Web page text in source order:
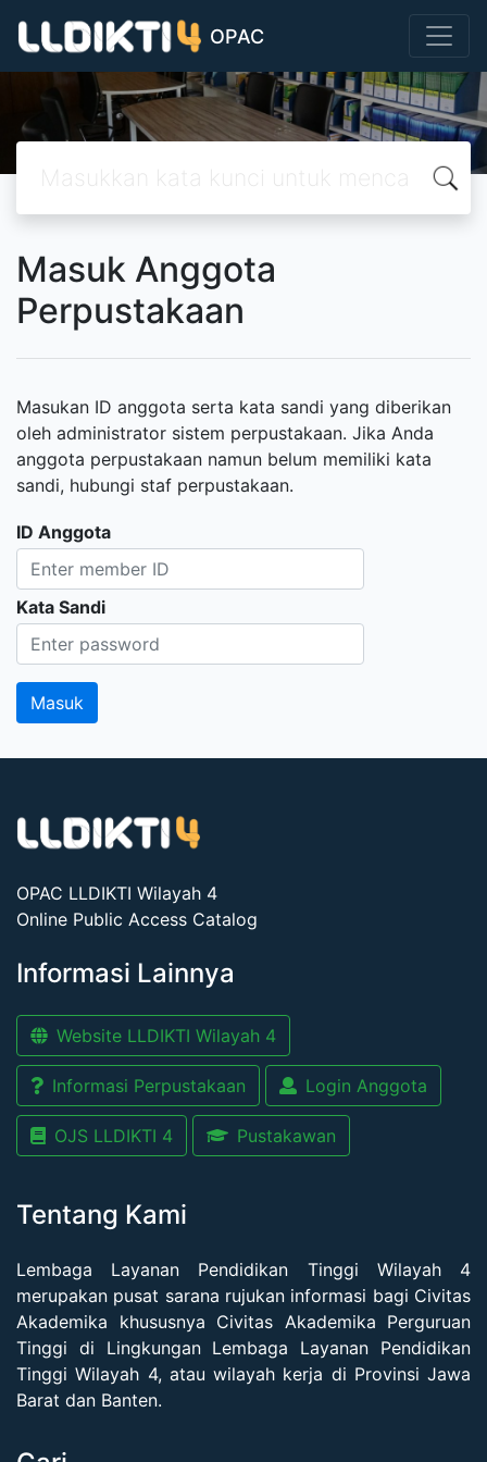
OPAC
Masuk Anggota
Perpustakaan
Masukan ID anggota serta kata sandi yang diberikan
oleh administrator sistem perpustakaan. Jika Anda
anggota perpustakaan namun belum memiliki kata
sandi, hubungi staf perpustakaan.
ID Anggota
Kata Sandi
OPAC LLDIKTI Wilayah 4
Online Public Access Catalog
Informasi Lainnya
Website LLDIKTI Wilayah 4
Informasi Perpustakaan Login Anggota
OJS LLDIKTI 4 Pustakawan
Tentang Kami
Lembaga Layanan Pendidikan Tinggi Wilayah 4
merupakan pusat sarana rujukan informasi bagi Civitas
Akademika khususnya Civitas Akademika Perguruan
Tinggi di Lingkungan Lembaga Layanan Pendidikan
Tinggi Wilayah 4, atau wilayah kerja di Provinsi Jawa
Barat dan Banten.